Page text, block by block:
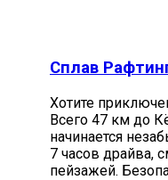
Сплав
Хотите
Всего 47 км до
начинается
7 часов драйва,
пейзажей.